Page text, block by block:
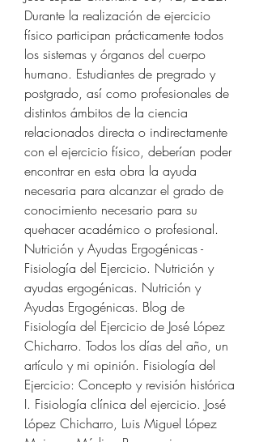
Durante la realización de ejercicio
físico participan prácticamente todos
los sistemas y órganos del cuerpo
humano. Estudiantes de pregrado y
postgrado, así como profesionales de
distintos ámbitos de la ciencia
relacionados directa o indirectamente
con el ejercicio físico, deberían poder
encontrar en esta obra la ayuda
necesaria para alcanzar el grado de
conocimiento necesario para su
quehacer académico o profesional.
Nutrición y Ayudas Ergogénicas -
Fisiología del Ejercicio. Nutrición y
ayudas ergogénicas. Nutrición y
Ayudas Ergogénicas. Blog de
Fisiología del Ejercicio de José López
Chicharro. Todos los días del año, un
artículo y mi opinión. Fisiología del
Ejercicio: Concepto y revisión histórica
I. Fisiología clínica del ejercicio. José
López Chicharro, Luis Miguel López